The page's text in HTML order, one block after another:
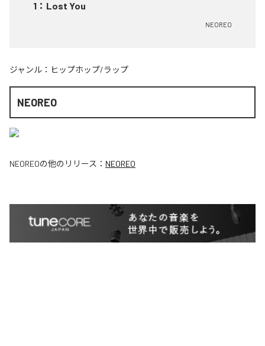
1 ： Lost You
NEOREO
ジャンル： ヒップホップ/ラップ
NEOREO
NEOREOの他のリリース： NEOREO